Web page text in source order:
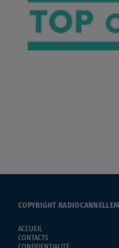
COPYRIGHT
ACCUEIL
CONTACTS